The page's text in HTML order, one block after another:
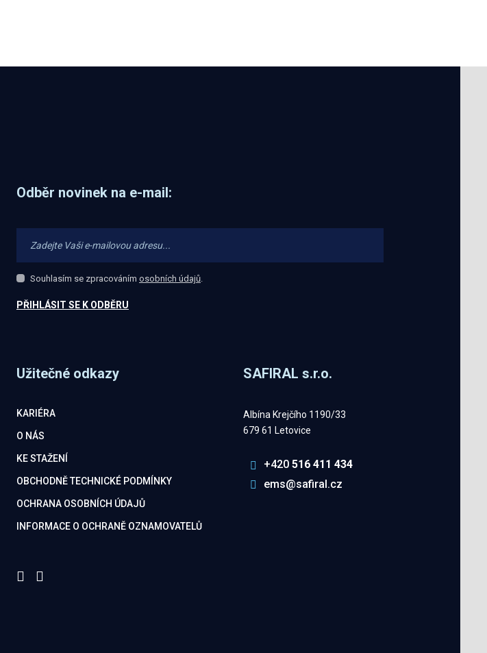
Odběr novinek na e-mail:
Souhlasím
zpracováním
Souhlasím se zpracováním osobních údajů.
PŘIHLÁSIT SE K ODBĚRU
nepodařilo
odeslat.
Užitečné odkazy
KARIÉRA
O NÁS
KE STAŽENÍ
OBCHODNĚ TECHNICKÉ PODMÍNKY
OCHRANA OSOBNÍCH ÚDAJŮ
INFORMACE O OCHRANĚ OZNAMOVATELŮ
SAFIRAL s.r.o.
Albína Krejčího 1190/33
679 61 Letovice
+420516 411 434
ems@safiral.cz